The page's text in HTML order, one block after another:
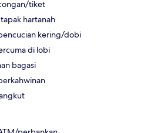
tiket
hartanah
kering/dobi
di lobi
bagasi